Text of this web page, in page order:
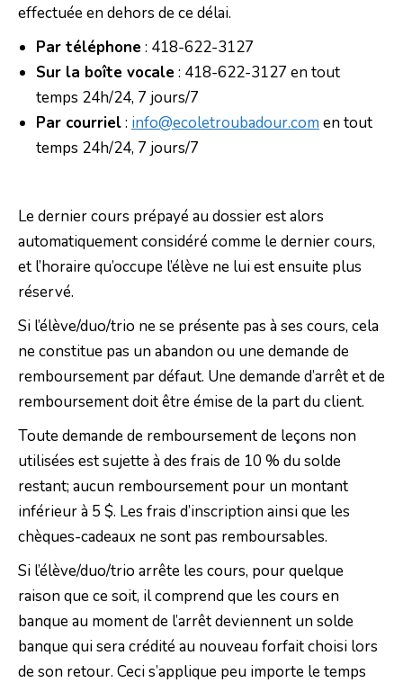
effectuée en dehors de ce délai.
Par téléphone : 418-622-3127
Sur la boîte vocale : 418-622-3127 en tout
temps 24h/24, 7 jours/7
Par courriel: info@ecoletroubadour.com en tout
temps 24h/24, 7 jours/7
Le dernier cours prépayé au dossier est alors
automatiquement considéré comme le dernier cours,
et l’horaire qu’occupe l’élève ne lui est ensuite plus
réservé.
Si l’élève/duo/trio ne se présente pas à ses cours, cela
ne constitue pas un abandon ou une demande de
remboursement par défaut. Une demande d’arrêt et de
remboursement doit être émise de la part du client.
Toute demande de remboursement de leçons non
utilisées est sujette à des frais de 10 % du solde
restant; aucun remboursement pour un montant
inférieur à 5 $. Les frais d’inscription ainsi que les
chèques-cadeaux ne sont pas remboursables.
Si l’élève/duo/trio arrête les cours, pour quelque
raison que ce soit, il comprend que les cours en
banque au moment de l’arrêt deviennent un solde
banque qui sera crédité au nouveau forfait choisi lors
de son retour. Ceci s’applique peu importe le temps